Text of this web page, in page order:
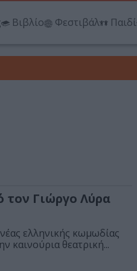
Βιβλίο Φεστιβάλ Παιδί
Γιώργο Λύρα
ελληνικής κωμωδίας
καινούρια θεατρική...